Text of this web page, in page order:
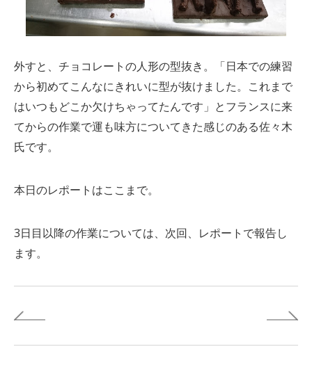
外すと、チョコレートの人形の型抜き。「日本での練習
から初めてこんなにきれいに型が抜けました。これまで
はいつもどこか欠けちゃってたんです」とフランスに来
てからの作業で運も味方についてきた感じのある佐々木
氏です。
本日のレポートはここまで。
3日目以降の作業については、次回、レポートで報告し
ます。